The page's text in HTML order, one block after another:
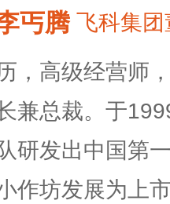
丐腾 飞科集
，高级经营师
兼总裁。于
研发出中国第
作坊发展为上